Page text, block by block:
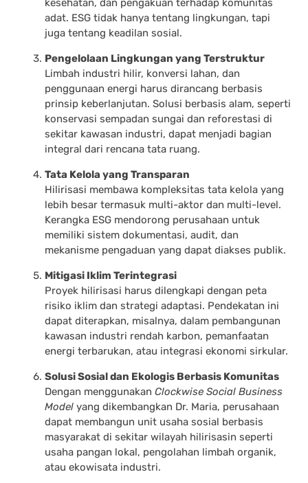
kesehatan, dan pengakuan terhadap komunitas
adat. ESG tidak hanya tentang lingkungan, tapi
juga tentang keadilan sosial.
Pengelolaan Lingkungan yang Terstruktur
Limbah industri hilir, konversi lahan, dan
penggunaan energi harus dirancang berbasis
prinsip keberlanjutan. Solusi berbasis alam, seperti
konservasi sempadan sungai dan reforestasi di
sekitar kawasan industri, dapat menjadi bagian
integral dari rencana tata ruang.
Tata Kelola yang Transparan
Hilirisasi membawa kompleksitas tata kelola yang
lebih besar termasuk multi-aktor dan multi-level.
Kerangka ESG mendorong perusahaan untuk
memiliki sistem dokumentasi, audit, dan
mekanisme pengaduan yang dapat diakses publik.
Mitigasi Iklim Terintegrasi
Proyek hilirisasi harus dilengkapi dengan peta
risiko iklim dan strategi adaptasi. Pendekatan ini
dapat diterapkan, misalnya, dalam pembangunan
kawasan industri rendah karbon, pemanfaatan
energi terbarukan, atau integrasi ekonomi sirkular.
Solusi Sosial dan Ekologis Berbasis Komunitas
Dengan menggunakan Clockwise Social Business
Model yang dikembangkan Dr. Maria, perusahaan
dapat membangun unit usaha sosial berbasis
masyarakat di sekitar wilayah hilirisasin seperti
usaha pangan lokal, pengolahan limbah organik,
atau ekowisata industri.